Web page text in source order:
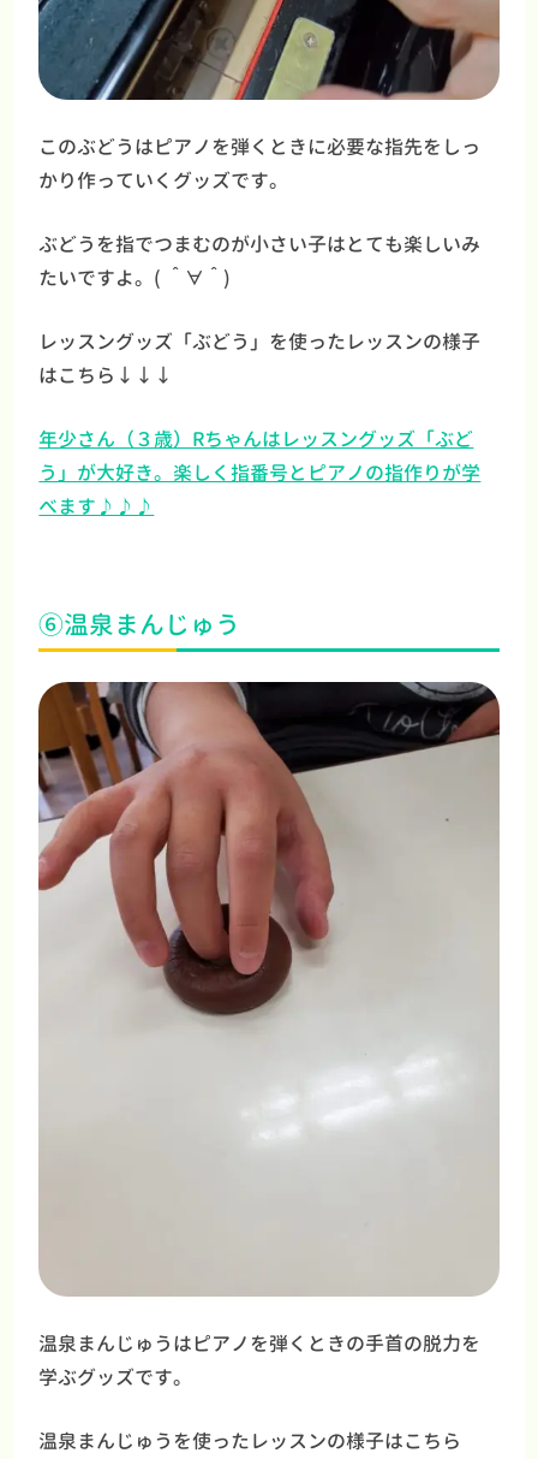
このぶどうはピアノを弾くときに必要な指先をしっ
かり作っていくグッズです。
ぶどうを指でつまむのが小さい子はとても楽しいみ
たいですよ。( ＾∀＾)
レッスングッズ「ぶどう」を使ったレッスンの様子
はこちら↓↓↓
年少さん（３歳）Rちゃんはレッスングッズ「ぶど
う」が大好き。楽しく指番号とピアノの指作りが学
べます♪♪♪
⑥温泉まんじゅう
温泉まんじゅうはピアノを弾くときの手首の脱力を
学ぶグッズです。
温泉まんじゅうを使ったレッスンの様子はこちら